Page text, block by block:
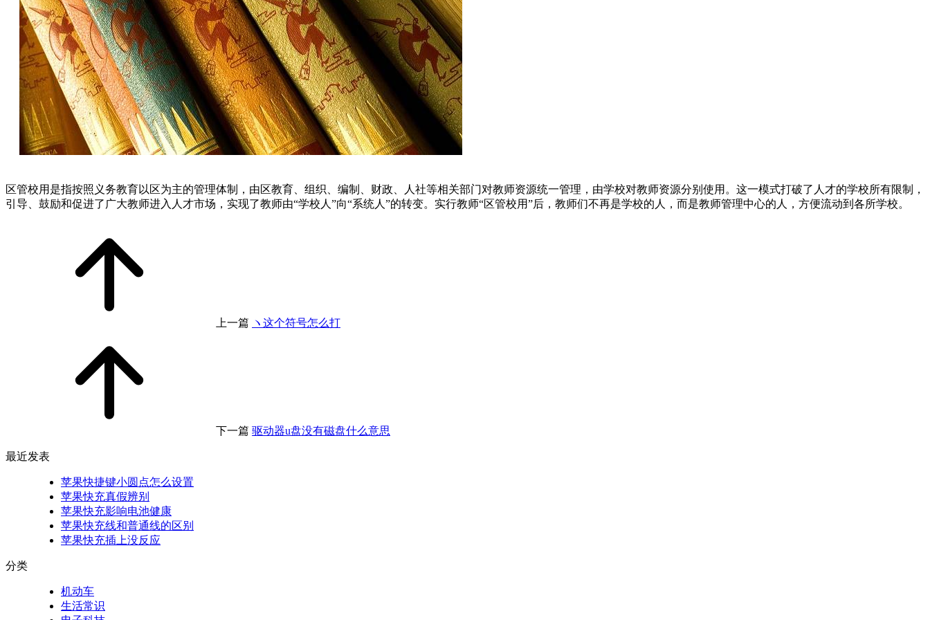
区管校用是指按照义务教育以区为主的管理体制，由区教育、组织、编制、财政、人社等相关部门对教师资源统一管理，由学校对教师资源分别使用。这一模式打破了人才的学校所有限制，
引导、鼓励和促进了广大教师进入人才市场，实现了教师由“学校人”向“系统人”的转变。实行教师“区管校用”后，教师们不再是学校的人，而是教师管理中心的人，方便流动到各所学校。
上一篇 ヽ这个符号怎么打
下一篇 驱动器u盘没有磁盘什么意思
最近发表
苹果快捷键小圆点怎么设置
苹果快充真假辨别
苹果快充影响电池健康
苹果快充线和普通线的区别
苹果快充插上没反应
分类
机动车
生活常识